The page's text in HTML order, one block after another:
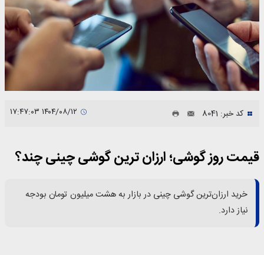
کد خبر: 8041
قیمت روز گوشی؛ ارزان ترین گوشی چینی چند؟
خرید ارزان‌ترین گوشی چینی در بازار به هشت میلیون تومان بودجه
نیاز دارد.